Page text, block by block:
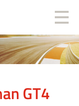
GT4